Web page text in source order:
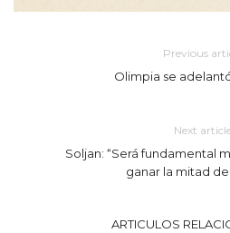
Previous
Olimpia se
Next
Soljan: “Será fundamental
ganar la mitad
ARTICULOS